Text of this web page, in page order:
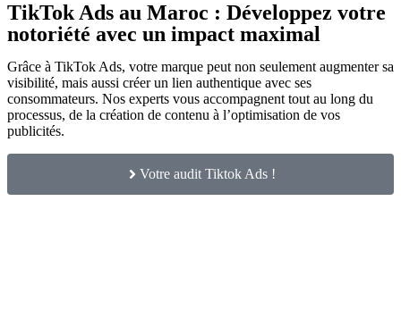
TikTok Ads au Maroc : Développez votre
notoriété avec un impact maximal
Grâce à TikTok Ads, votre marque peut non seulement augmenter sa
visibilité, mais aussi créer un lien authentique avec ses
consommateurs. Nos experts vous accompagnent tout au long du
processus, de la création de contenu à l’optimisation de vos
publicités.
Votre audit Tiktok Ads !